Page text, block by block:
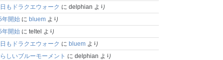
もドラクエウォーク に delphian より
年開始に bluemより
年開始に teltel より
もドラクエウォーク に bluemより
しいブルーモーメント に delphian より